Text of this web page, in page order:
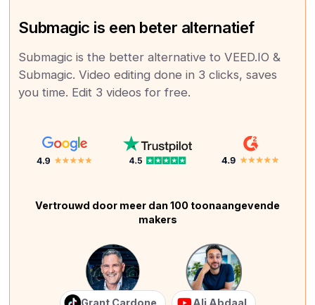
Submagic is een beter alternatief
Submagic is the better alternative to VEED.IO &
Submagic. Video editing done in 3 clicks, saves
you time. Edit 3 videos for free.
Vertrouwd door meer dan 100 toonaangevende
makers
Grant Cardone Ali Abdaal